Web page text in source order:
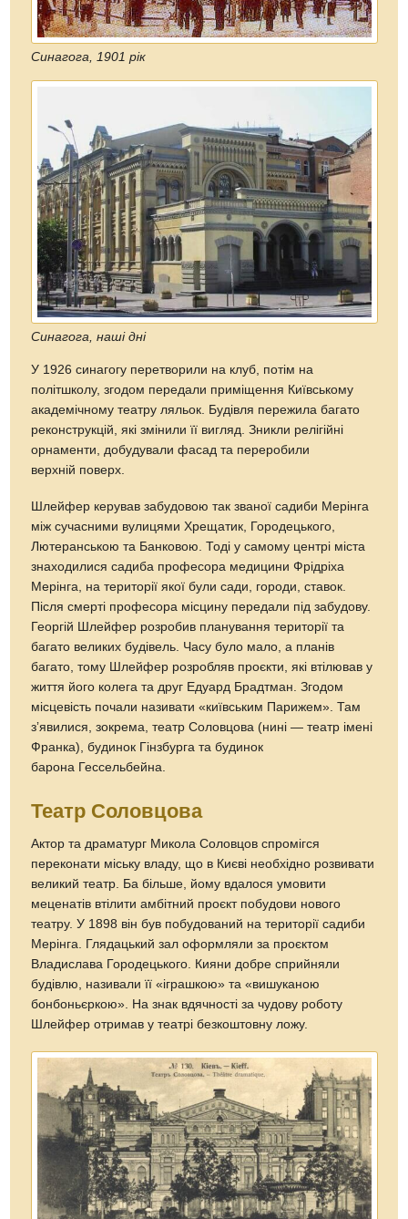
Синагога, 1901 рік
Синагога, наші дні
У 1926 синагогу перетворили на клуб, потім на
політшколу, згодом передали приміщення Київському
академічному театру ляльок. Будівля пережила багато
реконструкцій, які змінили її вигляд. Зникли релігійні
орнаменти, добудували фасад та переробили
верхній поверх.
Шлейфер керував забудовою так званої садиби Мерінга
між сучасними вулицями Хрещатик, Городецького,
Лютеранською та Банковою. Тоді у самому центрі міста
знаходилися садиба професора медицини Фрідріха
Мерінга, на території якої були сади, городи, ставок.
Після смерті професора місцину передали під забудову.
Георгій Шлейфер розробив планування території та
багато великих будівель. Часу було мало, а планів
багато, тому Шлейфер розробляв проєкти, які втілював у
життя його колега та друг Едуард Брадтман. Згодом
місцевість почали називати «київським Парижем». Там
зʼявилися, зокрема, театр Соловцова (нині — театр імені
Франка), будинок Гінзбурга та будинок
барона Гессельбейна.
Театр Соловцова
Актор та драматург Микола Соловцов спромігся
переконати міську владу, що в Києві необхідно розвивати
великий театр. Ба більше, йому вдалося умовити
меценатів втілити амбітний проєкт побудови нового
театру. У 1898 він був побудований на території садиби
Мерінга. Глядацький зал оформляли за проєктом
Владислава Городецького. Кияни добре сприйняли
будівлю, називали її «іграшкою» та «вишуканою
бонбоньєркою». На знак вдячності за чудову роботу
Шлейфер отримав у театрі безкоштовну ложу.